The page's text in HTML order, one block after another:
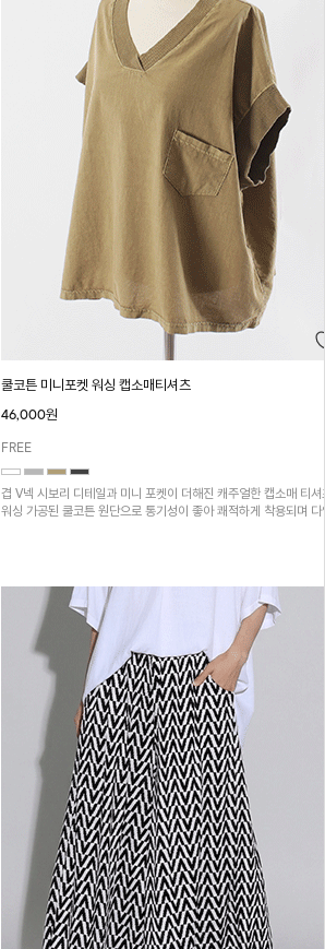
쿨코튼 미니포켓 워싱 캡소매티셔츠
46,000원
FREE
겹 V넥 시보리 디테일과 미니 포켓이 더해진 캐주얼한 캡소매 티셔
워싱 가공된 쿨코튼 원단으로 통기성이 좋아 쾌적하게 착용되며 다